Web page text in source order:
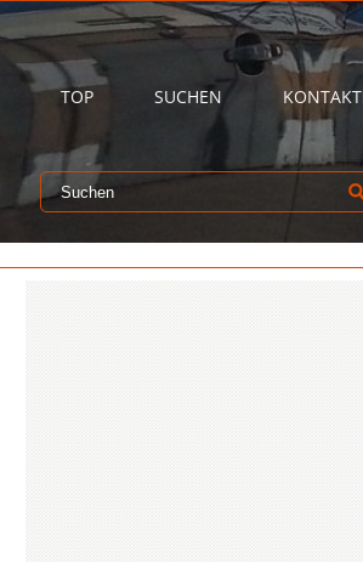
TOP SUCHEN